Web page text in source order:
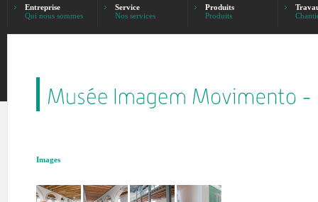
Entreprise
Qui nous sommes
Service
Nos services
Produits
Produits
Images